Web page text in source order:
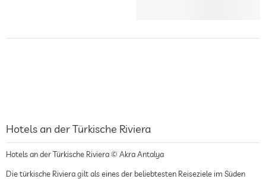
Hotels an der Türkische Riviera
Hotels an der Türkische Riviera © Akra Antalya
Die türkische Riviera gilt als eines der beliebtesten Reiseziele im Süden